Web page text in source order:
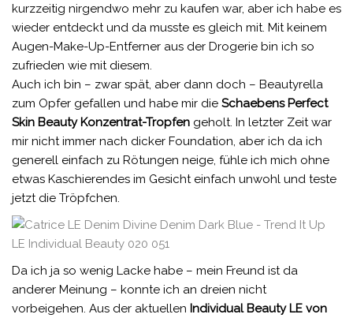
kurzzeitig nirgendwo mehr zu kaufen war, aber ich habe es
wieder entdeckt und da musste es gleich mit. Mit keinem
Augen-Make-Up-Entferner aus der Drogerie bin ich so
zufrieden wie mit diesem.
Auch ich bin – zwar spät, aber dann doch – Beautyrella
zum Opfer gefallen und habe mir die Schaebens Perfect
Skin Beauty Konzentrat-Tropfen geholt. In letzter Zeit war
mir nicht immer nach dicker Foundation, aber ich da ich
generell einfach zu Rötungen neige, fühle ich mich ohne
etwas Kaschierendes im Gesicht einfach unwohl und teste
jetzt die Tröpfchen.
Da ich ja so wenig Lacke habe – mein Freund ist da
anderer Meinung – konnte ich an dreien nicht
vorbeigehen. Aus der aktuellen Individual Beauty LE von